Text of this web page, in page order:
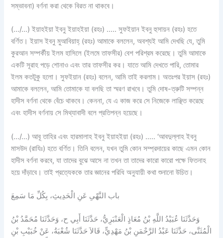
সম্ভাবনা) বর্ণনা করা থেকে বিরত না থাকবে।
(…/…) ইয়াহইয়া ইবনু ইয়াহইয়া (রহঃ) ….. সুফইয়ান ইবনু হুসায়ন (রহঃ) হতে
বর্ণিত। ইয়াস ইবনু মুআবিয়াহ্ (রহঃ) আমাকে বললেন, অবশ্যই আমি দেখছি যে, তুমি
কুরআন সম্পৰ্কীয় ইলম হাসিলে (ইলমে তাফসীর) বেশ পরিশ্রম করেছে। তুমি আমাকে
একটি সূরাহ পড়ে শোনাও এবং তার তাফসীর কর। যাতে আমি দেখতে পারি, তোমার
ইলম কতটুকু হলো। সুফইয়ান (রহঃ) বলেন, আমি তাই করলাম। অতঃপর ইয়াস (রহঃ)
আমাকে বললেন, আমি তোমাকে যা বলছি তা স্মরণ রাখবে। তুমি দোষ-ত্রুটি সম্পন্ন
হাদীস বর্ণনা থেকে বেঁচে থাকবে। কেননা, যে এ কাজ করে সে নিজেকে লাঞ্ছিত করেছে
এবং হাদীস বর্ণনায় সে মিথ্যাবাদী বলে প্রতিপন্ন হয়েছে।
(…/…) আবূ তাহির এবং হারমালাহ ইবনু ইয়াহইয়া (রহঃ) ….. ‘আবদুল্লাহ ইবনু
মাসউদ (রাযিঃ) হতে বর্ণিত। তিনি বলেন, যখন তুমি কোন সম্প্রদায়ের কাছে এমন কোন
হাদীস বর্ণনা করবে, যা তাদের বুঝে আসে না তখন তা তাদের কারো কারো পক্ষে ফিতনাহ
হয়ে দাঁড়াবে। তাই প্রত্যেককে তার জ্ঞানের পরিধি অনুযায়ী কথা শুনানো উচিত।
باب النَّهْىِ عَنِ الْحَدِيثِ، بِكُلِّ مَا سَمِعَ
وَحَدَّثَنَا عُبَيْدُ اللَّهِ بْنُ مُعَاذٍ الْعَنْبَرِيُّ، حَدَّثَنَا أَبِي ح، وَحَدَّثَنَا مُحَمَّدُ بْنُ
الْمُثَنَّى، حَدَّثَنَا عَبْدُ الرَّحْمَنِ بْنُ مَهْدِيٍّ، قَالاَ حَدَّثَنَا شُعْبَةُ، عَنْ خُبَيْبِ بْنِ